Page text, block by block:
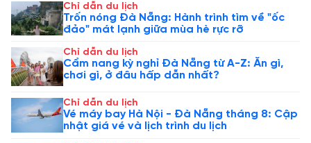
Chỉ dẫn du lịch
Trốn nóng Đà Nẵng: Hành trình tìm về "ốc
đảo" mát lạnh giữa mùa hè rực rỡ
Chỉ dẫn du lịch
Cẩm nang kỳ nghỉ Đà Nẵng từ A-Z: Ăn gì,
chơi gì, ở đâu hấp dẫn nhất?
Chỉ dẫn du lịch
Vé máy bay Hà Nội - Đà Nẵng tháng 8: Cập
nhật giá vé và lịch trình du lịch